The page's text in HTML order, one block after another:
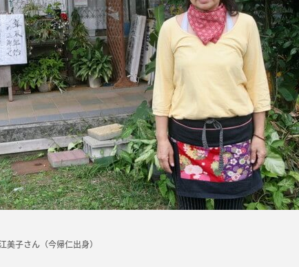
子さん（今帰仁出身）